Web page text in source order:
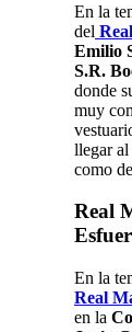
En la
del
Emilio
S.R.
donde
muy
llegar
como
Real
En la
Real
en la